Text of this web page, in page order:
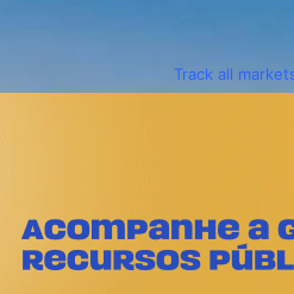
Track all